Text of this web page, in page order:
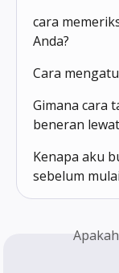
cara
Anda?
Cara
Gimana cara
beneran
Kenapa aku
sebelum